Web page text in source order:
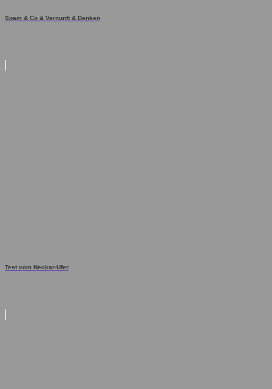
Spam & Co & Vernunft & Denken
Test vom Neckar-Ufer